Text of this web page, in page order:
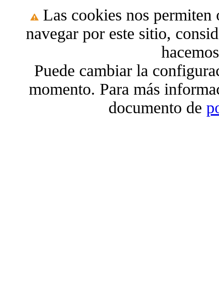
Las cookies nos permiten
navegar por este sitio,
Puede cambiar la
momento. Para más
documento de